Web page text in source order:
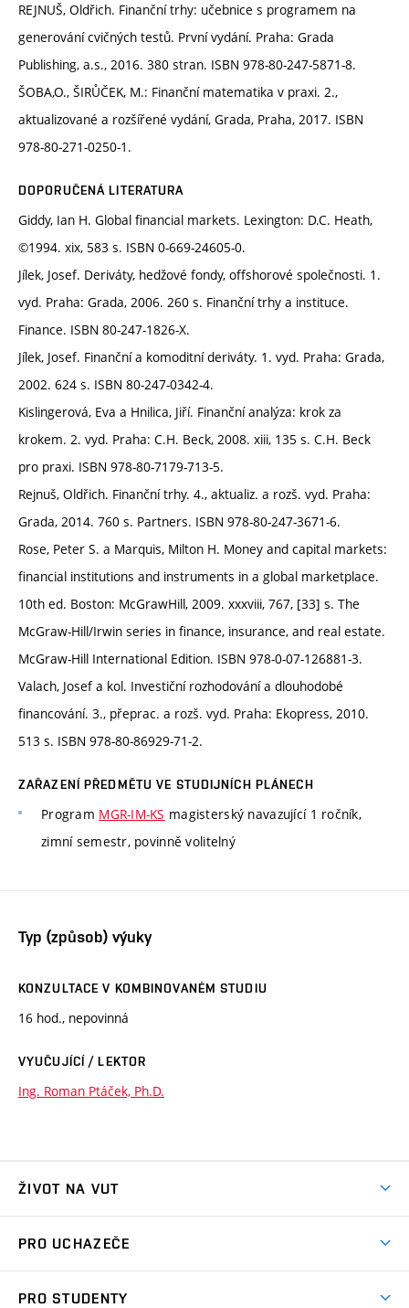
REJNUŠ, Oldřich. Finanční trhy: učebnice s programem na
generování cvičných testů. První vydání. Praha: Grada
Publishing, a.s., 2016. 380 stran. ISBN 978-80-247-5871-8.
ŠOBA,O., ŠIRŮČEK, M.: Finanční matematika v praxi. 2.,
aktualizované a rozšířené vydání, Grada, Praha, 2017. ISBN
978-80-271-0250-1.
DOPORUČENÁ LITERATURA
Giddy, Ian H. Global financial markets. Lexington: D.C. Heath,
©1994. xix, 583 s. ISBN 0-669-24605-0.
Jílek, Josef. Deriváty, hedžové fondy, offshorové společnosti. 1.
vyd. Praha: Grada, 2006. 260 s. Finanční trhy a instituce.
Finance. ISBN 80-247-1826-X.
Jílek, Josef. Finanční a komoditní deriváty. 1. vyd. Praha: Grada,
2002. 624 s. ISBN 80-247-0342-4.
Kislingerová, Eva a Hnilica, Jiří. Finanční analýza: krok za
krokem. 2. vyd. Praha: C.H. Beck, 2008. xiii, 135 s. C.H. Beck
pro praxi. ISBN 978-80-7179-713-5.
Rejnuš, Oldřich. Finanční trhy. 4., aktualiz. a rozš. vyd. Praha:
Grada, 2014. 760 s. Partners. ISBN 978-80-247-3671-6.
Rose, Peter S. a Marquis, Milton H. Money and capital markets:
financial institutions and instruments in a global marketplace.
10th ed. Boston: McGrawHill, 2009. xxxviii, 767, [33] s. The
McGraw-Hill/Irwin series in finance, insurance, and real estate.
McGraw-Hill International Edition. ISBN 978-0-07-126881-3.
Valach, Josef a kol. Investiční rozhodování a dlouhodobé
financování. 3., přeprac. a rozš. vyd. Praha: Ekopress, 2010.
513 s. ISBN 978-80-86929-71-2.
ZAŘAZENÍ PŘEDMĚTU VE STUDIJNÍCH PLÁNECH
Program MGR-IM-KS magisterský navazující 1 ročník,
zimní semestr, povinně volitelný
Typ (způsob) výuky
KONZULTACE V KOMBINOVANÉM STUDIU
16 hod., nepovinná
VYUČUJÍCÍ / LEKTOR
Ing. Roman Ptáček, Ph.D.
ŽIVOT NA VUT
Koleje
PRO UCHAZEČE
PRO STUDENTY